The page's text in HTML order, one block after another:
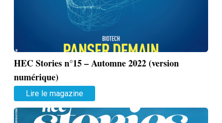
HEC Stories n°15 – Automne 2022 (version
numérique)
Lire le magazine